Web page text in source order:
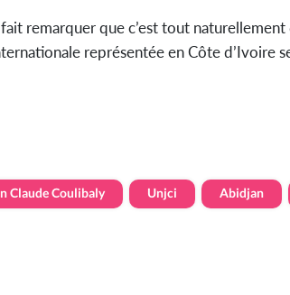
remarquer que c’est tout naturellement
représentée en Côte d’Ivoire
Claude Coulibaly Unjci Abidjan